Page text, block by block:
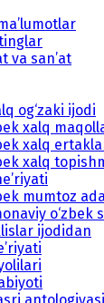
va san’at
og‘zaki ijodi
xalq
xalq
xalq
mumtoz
o‘zbek
ijodidan